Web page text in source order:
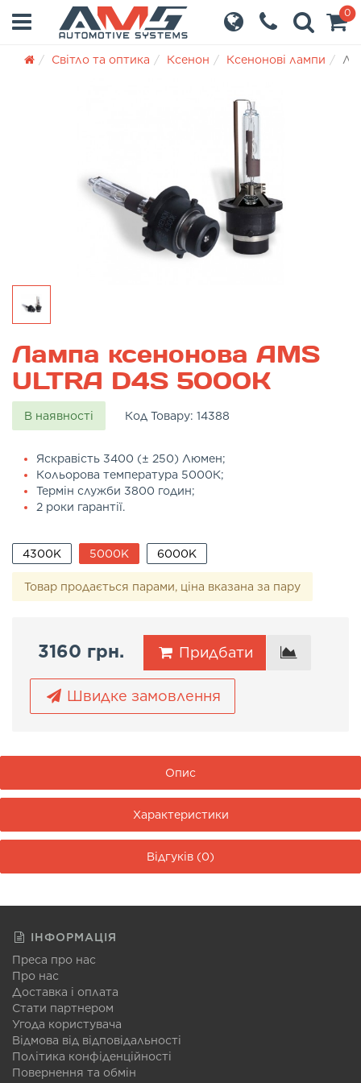
0
Світло та оптика Ксенон Ксенонові лампи
Лампа ксенонова AMS
ULTRA D4S 5000K
В наявності Код Товару: 14388
Яскравість 3400 (± 250) Люмен;
Кольорова температура 5000К;
Термін служби 3800 годин;
2 роки гарантії.
4300K 5000K 6000K
Товар продається парами, ціна вказана за пару
3160 грн. Придбати
Швидке замовлення
Опис
Характеристики
Відгуків (0)
ІНФОРМАЦІЯ
Преса про нас
Про нас
Доставка і оплата
Стати партнером
Угода користувача
Відмова від відповідальності
Політика конфіденційності
Повернення та обмін